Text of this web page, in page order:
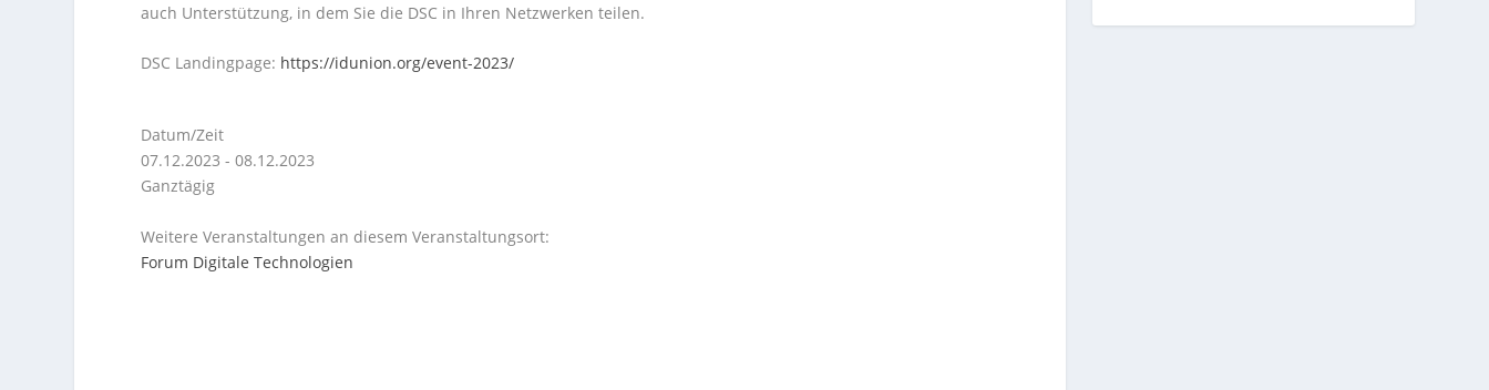
auch Unterstützung, in dem Sie die DSC in Ihren Netzwerken teilen.
DSC Landingpage: https://idunion.org/event-2023/
Datum/Zeit
07.12.2023 - 08.12.2023
Ganztägig
Weitere Veranstaltungen an diesem Veranstaltungsort:
Forum Digitale Technologien